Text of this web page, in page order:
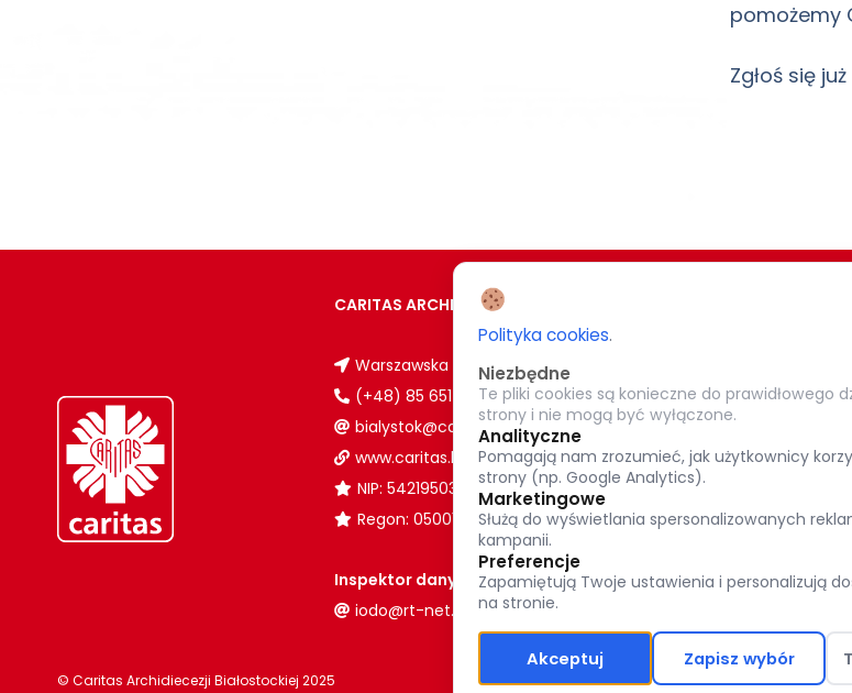
pomożemy
Zgłoś się
CARITAS ARCHIDIECEZJI BIAŁOSTOCKIEJ
Warszawska 32, 15-077 Białystok
(+48) 85 651 90 08
bialystok@caritas.pl
www.caritas.bialystok.pl
NIP: 5421950380
Regon: 050017102
Inspektor danych osobowych:
iodo@rt-net.pl
KRS: 0000
(+48) 85 651
© Caritas Archidiecezji Białostockiej 2025 Polityka prywatności
Polityka cookies.
Niezbędne
Te pliki cookies są konieczne do prawidłowego
strony i nie mogą być wyłączone.
Analityczne
Pomagają nam zrozumieć, jak użytkownicy
strony (np. Google Analytics).
Marketingowe
Służą do wyświetlania spersonalizowanych
kampanii.
Preferencje
Zapamiętują Twoje ustawienia i personalizują
na stronie.
Akceptuj Zapisz wybór